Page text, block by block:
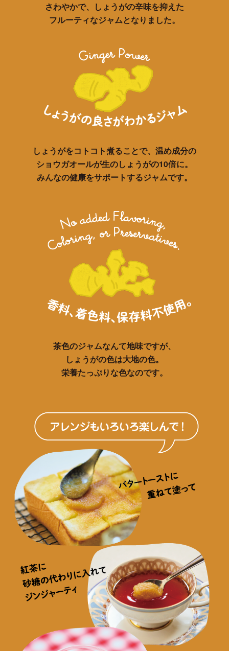
さわやかで、しょうがの辛味を抑えた
フルーティなジャムとなりました。
しょうがをコトコト煮ることで、温め成分の
ショウガオールが生のしょうがの10倍に。
みんなの健康をサポートするジャムです。
茶色のジャムなんて地味ですが、
しょうがの色は大地の色。
栄養たっぷりな色なのです。